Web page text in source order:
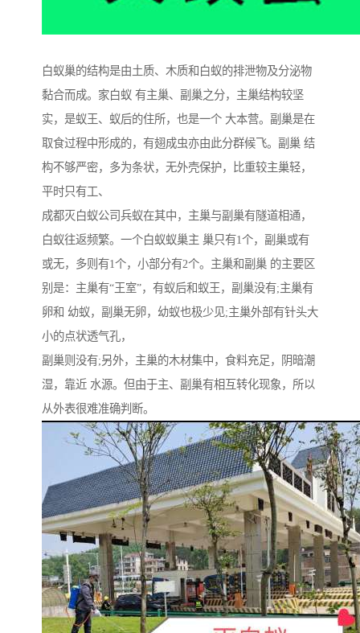
白蚁巢的结构是由土质、木质和白蚁的排泄物及分泌物
黏合而成。家白蚁 有主巢、副巢之分，主巢结构较坚
实，是蚁王、蚁后的住所，也是一个 大本营。副巢是在
取食过程中形成的，有翅成虫亦由此分群候飞。副巢 结
构不够严密，多为条状，无外壳保护，比重较主巢轻，
平时只有工、
成都灭白蚁公司兵蚁在其中，主巢与副巢有隧道相通，
白蚁往返频繁。一个白蚁蚁巢主 巢只有1个，副巢或有
或无，多则有1个，小部分有2个。主巢和副巢 的主要区
别是：主巢有“王室”，有蚁后和蚁王，副巢没有;主巢有
卵和 幼蚁，副巢无卵，幼蚁也极少见;主巢外部有针头大
小的点状透气孔，
副巢则没有;另外，主巢的木材集中，食料充足，阴暗潮
湿，靠近 水源。但由于主、副巢有相互转化现象，所以
从外表很难准确判断。